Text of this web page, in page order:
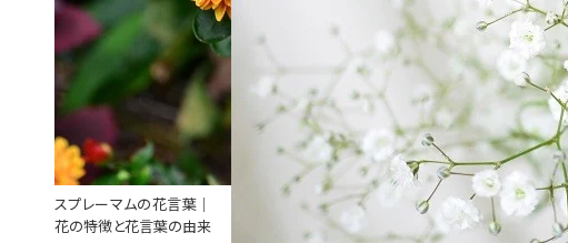
スプレーマムの花言葉｜
花の特徴と花言葉の由来